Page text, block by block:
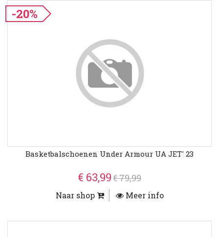
-20%
Basketbalschoenen Under Armour UA JET' 23
€ 63,99€ 79,99
Naar shop Meer info